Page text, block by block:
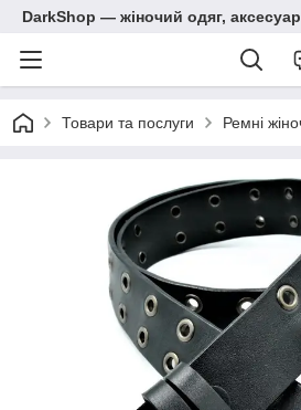
DarkShop — жіночий одяг,
Товари та послуги Ремні